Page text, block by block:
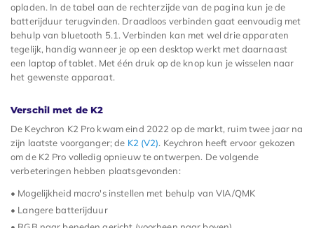
opladen. In de tabel aan de rechterzijde van de pagina kun je de
batterijduur terugvinden. Draadloos verbinden gaat eenvoudig met
behulp van bluetooth 5.1. Verbinden kan met wel drie apparaten
tegelijk, handig wanneer je op een desktop werkt met daarnaast
een laptop of tablet. Met één druk op de knop kun je wisselen naar
het gewenste apparaat.
Verschil met de K2
De Keychron K2 Pro kwam eind 2022 op de markt, ruim twee jaar na
zijn laatste voorganger; de K2 (V2). Keychron heeft ervoor gekozen
om de K2 Pro volledig opnieuw te ontwerpen. De volgende
verbeteringen hebben plaatsgevonden:
• Mogelijkheid macro's instellen met behulp van VIA/QMK
• Langere batterijduur